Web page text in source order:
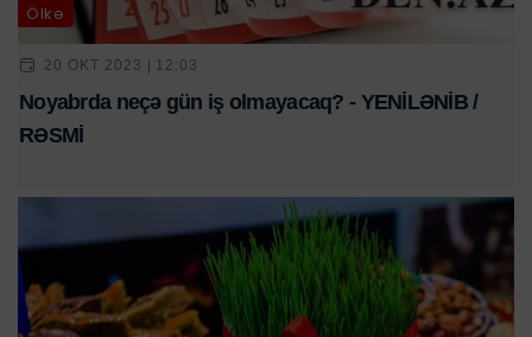
Ölkə
20 OKT 2023 | 12:03
Noyabrda neçə gün iş olmayacaq? - YENİLƏNİB /
RƏSMİ